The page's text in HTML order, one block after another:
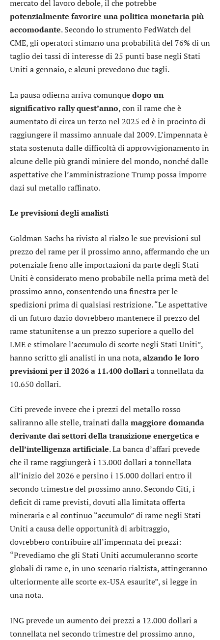
mercato del lavoro debole, il che potrebbe
potenzialmente favorire una politica monetaria più
accomodante. Secondo lo strumento FedWatch del
CME, gli operatori stimano una probabilità del 76% di un
taglio dei tassi di interesse di 25 punti base negli Stati
Uniti a gennaio, e alcuni prevedono due tagli.
La pausa odierna arriva comunquedopo un
significativo rally quest’anno, con il rame che è
aumentato di circa un terzo nel 2025 ed è in procinto di
raggiungere il massimo annuale dal 2009. L’impennata è
stata sostenuta dalle difficoltà di approvvigionamento in
alcune delle più grandi miniere del mondo, nonché dalle
aspettative che l’amministrazione Trump possa imporre
dazi sul metallo raffinato.
Le previsioni degli analisti
Goldman Sachs ha rivisto al rialzo le sue previsioni sul
prezzo del rame per il prossimo anno, affermando che un
potenziale freno alle importazioni da parte degli Stati
Uniti è considerato meno probabile nella prima metà del
prossimo anno, consentendo una finestra per le
spedizioni prima di qualsiasi restrizione. “Le aspettative
di un futuro dazio dovrebbero mantenere il prezzo del
rame statunitense a un prezzo superiore a quello del
LME e stimolare l’accumulo di scorte negli Stati Uniti”,
hanno scritto gli analisti in una nota,alzando le loro
previsioni per il 2026 a 11.400 dollaria tonnellata da
10.650 dollari.
Citi prevede invece che i prezzi del metallo rosso
saliranno alle stelle, trainati dallamaggiore domanda
derivante dai settori della transizione energetica e
dell’intelligenza artificiale. La banca d’affari prevede
che il rame raggiungerà i 13.000 dollari a tonnellata
all’inizio del 2026 e persino i 15.000 dollari entro il
secondo trimestre del prossimo anno. Secondo Citi, i
deficit di rame previsti, dovuti alla limitata offerta
mineraria e al continuo “accumulo” di rame negli Stati
Uniti a causa delle opportunità di arbitraggio,
dovrebbero contribuire all’impennata dei prezzi:
“Prevediamo che gli Stati Uniti accumuleranno scorte
globali di rame e, in uno scenario rialzista, attingeranno
ulteriormente alle scorte ex-USA esaurite”, si legge in
una nota.
INGprevede un aumento dei prezzi a 12.000 dollari a
tonnellata nel secondo trimestre del prossimo anno,